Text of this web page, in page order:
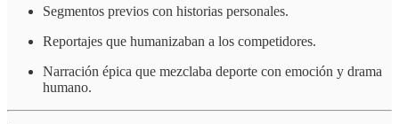
Segmentos previos con historias personales.
Reportajes que humanizaban a los competidores.
Narración épica que mezclaba deporte con emoción y drama
humano.